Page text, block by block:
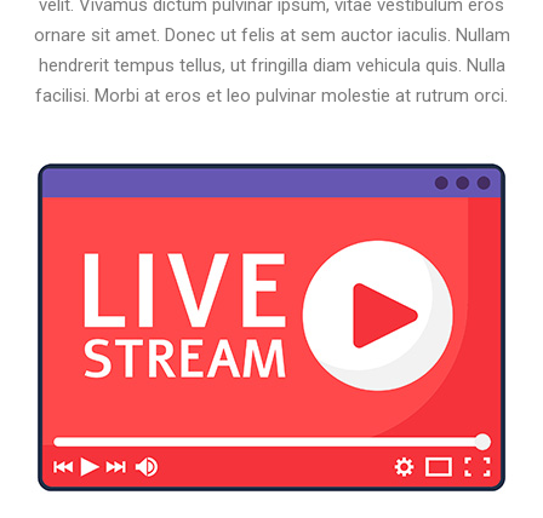
velit. Vivamus dictum pulvinar ipsum, vitae vestibulum eros
ornare sit amet. Donec ut felis at sem auctor iaculis. Nullam
hendrerit tempus tellus, ut fringilla diam vehicula quis. Nulla
facilisi. Morbi at eros et leo pulvinar molestie at rutrum orci.